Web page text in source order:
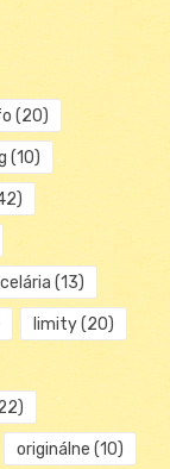
(20)
(10)
(13)
limity(20)
originálne (10)